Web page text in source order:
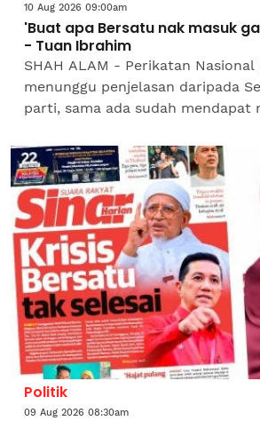
10 Aug 2026 09:00am
'Buat apa Bersatu nak masuk
- Tuan Ibrahim
SHAH ALAM - Perikatan Nasional
menunggu penjelasan daripada
parti, sama ada sudah mendapat
Bersatu Malaysia...
Politik
09 Aug 2026 08:30am